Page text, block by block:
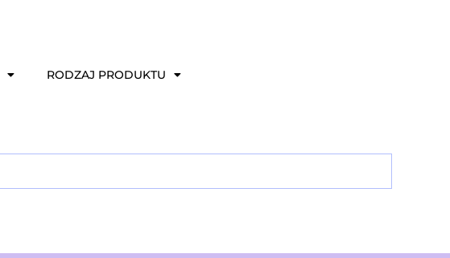
RODZAJ PRODUKTU